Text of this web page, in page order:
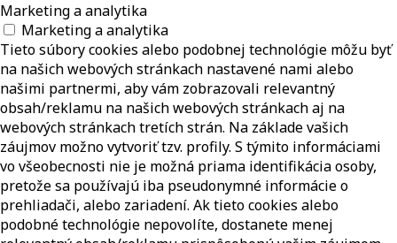
Marketing a analytika
Marketing a analytika
Tieto súbory cookies alebo podobnej technológie môžu byť
na našich webových stránkach nastavené nami alebo
našimi partnermi, aby vám zobrazovali relevantný
obsah/reklamu na našich webových stránkach aj na
webových stránkach tretích strán. Na základe vašich
záujmov možno vytvoriť tzv. profily. S týmito informáciami
vo všeobecnosti nie je možná priama identifikácia osoby,
pretože sa používajú iba pseudonymné informácie o
prehliadači, alebo zariadení. Ak tieto cookies alebo
podobné technológie nepovolíte, dostanete menej